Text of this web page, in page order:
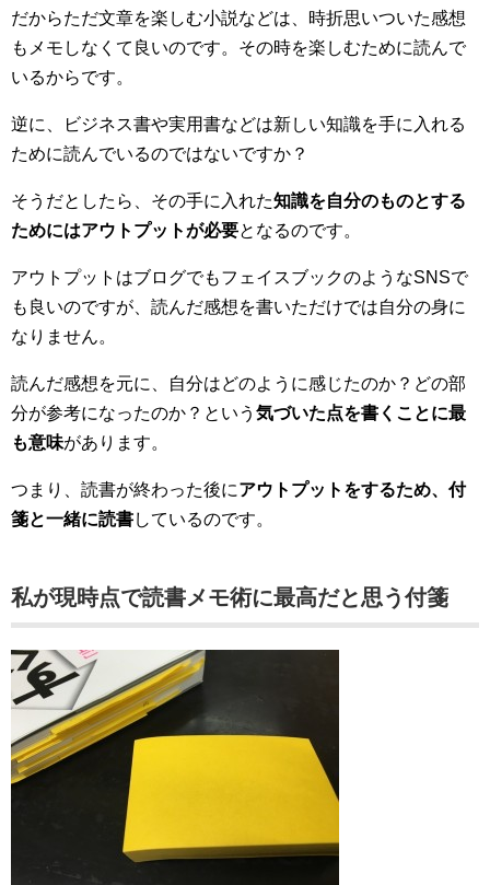
だからただ文章を楽しむ小説などは、時折思いついた感想
もメモしなくて良いのです。その時を楽しむために読んで
いるからです。
逆に、ビジネス書や実用書などは新しい知識を手に入れる
ために読んでいるのではないですか？
そうだとしたら、その手に入れた知識を自分のものとする
ためにはアウトプットが必要となるのです。
アウトプットはブログでもフェイスブックのようなSNSで
も良いのですが、読んだ感想を書いただけでは自分の身に
なりません。
読んだ感想を元に、自分はどのように感じたのか？どの部
分が参考になったのか？という 気づいた点を書くことに最
も意味があります。
つまり、読書が終わった後にアウトプットをするため、付
箋と一緒に読書しているのです。
私が現時点で読書メモ術に最高だと思う付箋